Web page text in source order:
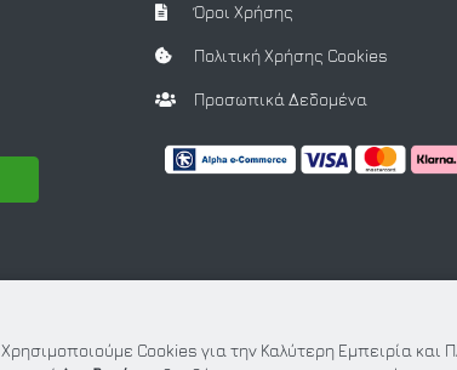
Χρησιμοποιούμε Cookies για την Καλύτερη Εμπειρία και
Όροι Χρήσης
Πολιτική Χρήσης Cookies
Προσωπικά Δεδομένα